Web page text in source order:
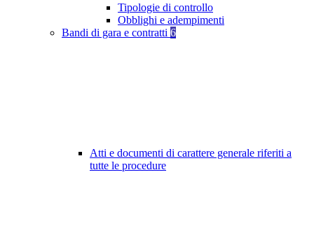
Tipologie di controllo
Obblighi e adempimenti
Bandi di gara e contratti 6
Atti e documenti di carattere generale riferiti a
tutte le procedure